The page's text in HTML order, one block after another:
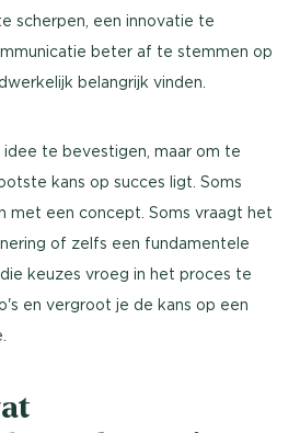
scherpen, een innovatie te
beter af te stemmen op
belangrijk vinden.
te bevestigen, maar om te
kans op succes ligt. Soms
met een concept. Soms vraagt het
of zelfs een fundamentele
keuzes vroeg in het proces te
en vergroot je de kans op een